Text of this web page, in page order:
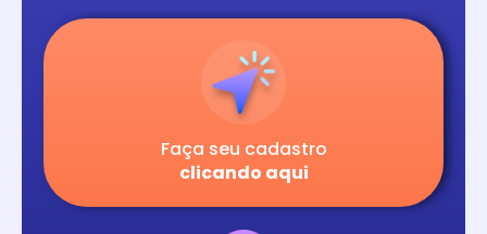
Faça seu cadastro
clicando aqui